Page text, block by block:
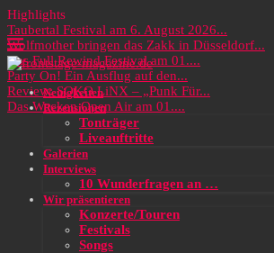
Highlights
Taubertal Festival am 6. August 2026...
Wolfmother bringen das Zakk in Düsseldorf...
Das Full Rewind Festival am 01....
Party On! Ein Ausflug auf den...
Review: SOKO LiNX – „Punk Für...
Das Wacken Open Air am 01....
Neuigkeiten
Rezensionen
Tonträger
Liveauftritte
Galerien
Interviews
10 Wunderfragen an …
Wir präsentieren
Konzerte/Touren
Festivals
Songs